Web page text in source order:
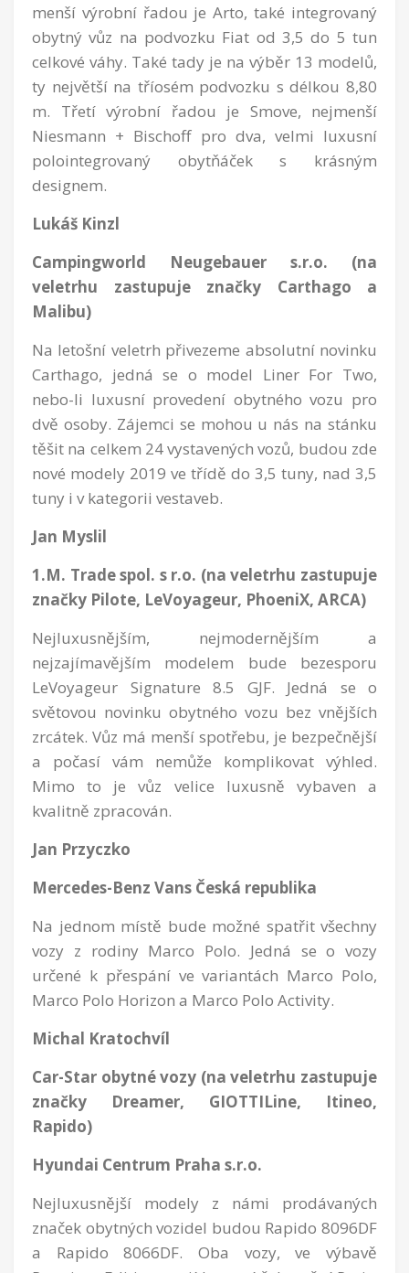
menší výrobní řadou je Arto, také integrovaný
obytný vůz na podvozku Fiat od 3,5 do 5 tun
celkové váhy. Také tady je na výběr 13 modelů,
ty největší na tříosém podvozku s délkou 8,80
m. Třetí výrobní řadou je Smove, nejmenší
Niesmann + Bischoff pro dva, velmi luxusní
polointegrovaný obytňáček s krásným
designem.
Lukáš Kinzl
Campingworld Neugebauer s.r.o. (na
veletrhu zastupuje značky Carthago a
Malibu)
Na letošní veletrh přivezeme absolutní novinku
Carthago, jedná se o model Liner For Two,
nebo-li luxusní provedení obytného vozu pro
dvě osoby. Zájemci se mohou u nás na stánku
těšit na celkem 24 vystavených vozů, budou zde
nové modely 2019 ve třídě do 3,5 tuny, nad 3,5
tuny i v kategorii vestaveb.
Jan Myslil
1.M. Trade spol. s r.o. (na veletrhu zastupuje
značky Pilote, LeVoyageur, PhoeniX, ARCA)
Nejluxusnějším, nejmodernějším a
nejzajímavějším modelem bude bezesporu
LeVoyageur Signature 8.5 GJF. Jedná se o
světovou novinku obytného vozu bez vnějších
zrcátek. Vůz má menší spotřebu, je bezpečnější
a počasí vám nemůže komplikovat výhled.
Mimo to je vůz velice luxusně vybaven a
kvalitně zpracován.
Jan Przyczko
Mercedes-Benz Vans Česká republika
Na jednom místě bude možné spatřit všechny
vozy z rodiny Marco Polo. Jedná se o vozy
určené k přespání ve variantách Marco Polo,
Marco Polo Horizon a Marco Polo Activity.
Michal Kratochvíl
Car-Star obytné vozy (na veletrhu zastupuje
značky Dreamer, GIOTTILine, Itineo,
Rapido)
Hyundai Centrum Praha s.r.o.
Nejluxusnější modely z námi prodávaných
značek obytných vozidel budou Rapido 8096DF
a Rapido 8066DF. Oba vozy, ve výbavě